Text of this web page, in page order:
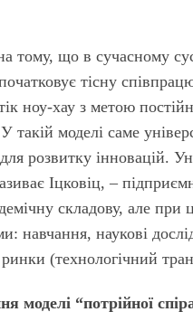
тому, що в сучасному
тісну
ноу-хау з метою
такій моделі саме
розвитку інновацій.
Іцковіц, –
складову, але
навчання, наукові
(технологічний
моделі “потрійної